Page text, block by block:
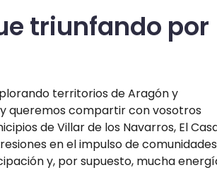
triunfando por
territorios de Aragón y
queremos compartir con vosotros
de Villar de los Navarros, El
en el impulso de comunidades
y, por supuesto, mucha